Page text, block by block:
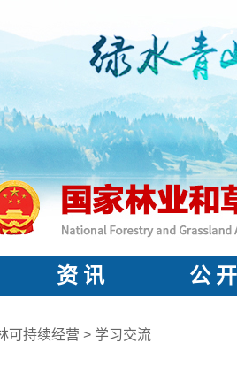
资 讯 公 开
可持续经营 > 学习交流